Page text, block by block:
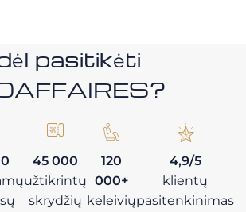
pasitikėti
45 000
užtikrintų
skrydžių
120
000+
keleivių
4,9/5
klientų
pasitenkinimas